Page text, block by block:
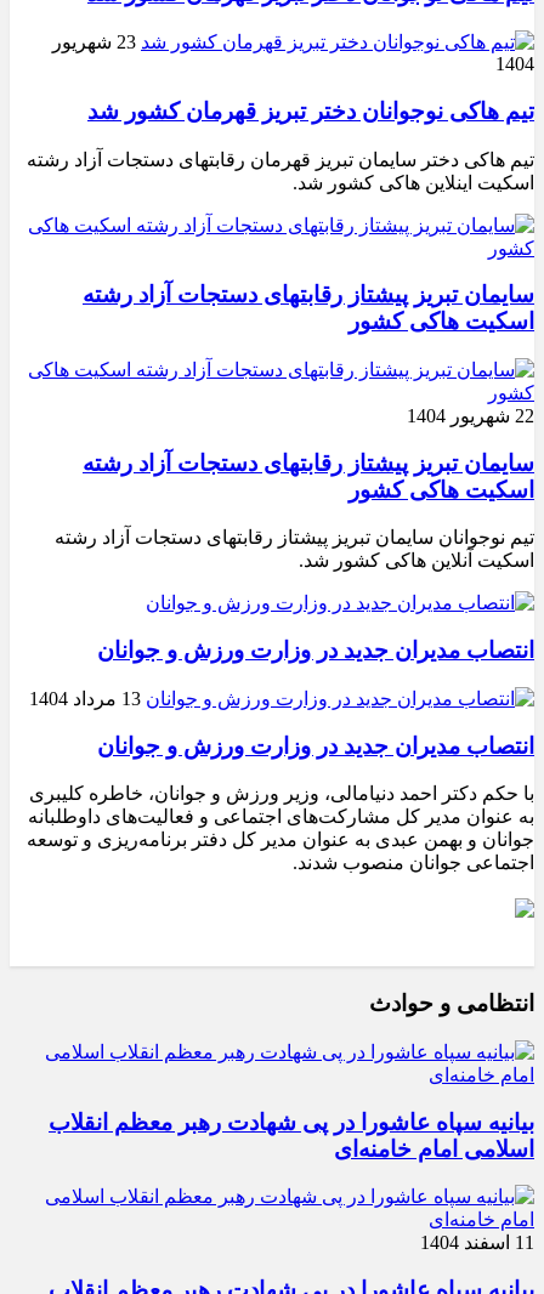
23 شهریور
1404
تیم هاکی نوجوانان دختر تبریز قهرمان کشور شد
تیم هاکی دختر سایمان تبریز قهرمان رقابتهای دستجات آزاد رشته
اسکیت اینلاین هاکی کشور شد.
سایمان تبریز پیشتاز رقابتهای دستجات آزاد رشته
اسکیت هاکی کشور
22 شهریور 1404
سایمان تبریز پیشتاز رقابتهای دستجات آزاد رشته
اسکیت هاکی کشور
تیم نوجوانان سایمان تبریز پیشتاز رقابتهای دستجات آزاد رشته
اسکیت آنلاین هاکی کشور شد.
انتصاب مدیران جدید در وزارت ورزش و جوانان
13 مرداد 1404
انتصاب مدیران جدید در وزارت ورزش و جوانان
با حکم دکتر احمد دنیامالی، وزیر ورزش و جوانان، خاطره کلیبری
به عنوان مدیر کل مشارکت‌های اجتماعی و فعالیت‌های داوطلبانه
جوانان و بهمن عبدی به عنوان مدیر کل دفتر برنامه‌ریزی و توسعه
اجتماعی جوانان منصوب شدند.
انتظامی و حوادث
بیانیه سپاه عاشورا در پی شهادت رهبر معظم انقلاب
اسلامی امام خامنه‌ای
11 اسفند 1404